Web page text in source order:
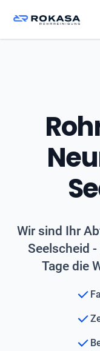
Wir sind Ihr
Seelscheid
Tage die